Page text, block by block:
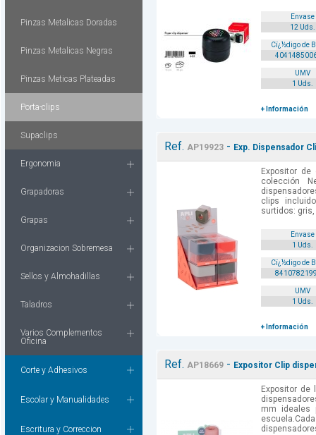
Pinzas Metalicas Doradas
Pinzas Metalicas Negras
Pinzas Meticas Plateadas
Porta-clips
Supaclips
Ergonomia
Grapadoras
Grapas
Organizacion Sobremesa
Sellos y Almohadillas
Taladros
Varios Complementos
Oficina
Corte y Adhesivos
Escolar y Manualidades
Escritura y Correccion
Envase
12 Uds.
Cï¿½digo de
UMV
1 Uds.
+ Información
Ref. AP19923 - Exp. Dispensador
Expositor
colección
clips
surtidos:
Envase
1 Uds.
Cï¿½digo de
UMV
1 Uds.
+ Información
Ref. AP18669 - Expositor Clip
Expositor de
mm ideales